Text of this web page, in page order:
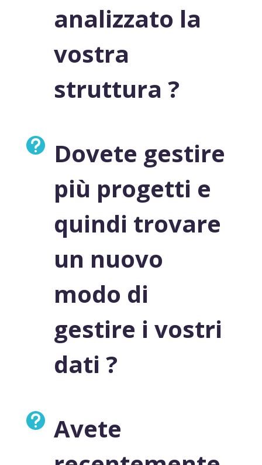
analizzato la
vostra
struttura ?
 Dovete gestire
più progetti e
quindi trovare
un nuovo
modo di
gestire i vostri
dati ?
 Avete